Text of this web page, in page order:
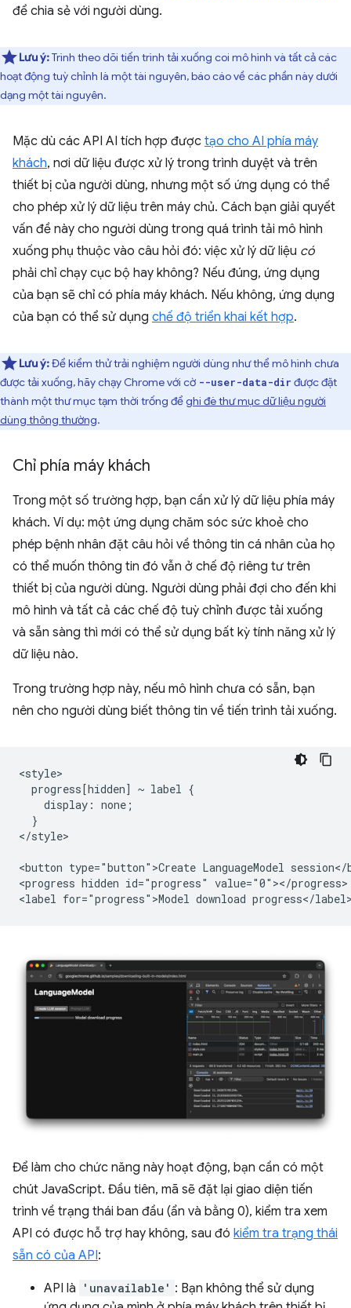
để chia sẻ với người dùng.
Lưu ý:Trình theo dõi tiến trình tải xuống coi mô hình và tất cả các
hoạt động tuỳ chỉnh là một tài nguyên, báo cáo về các phần này dưới
dạng một tài nguyên.
Mặc dù các API AI tích hợp được tạo cho AI phía máy
khách, nơi dữ liệu được xử lý trong trình duyệt và trên
thiết bị của người dùng, nhưng một số ứng dụng có thể
cho phép xử lý dữ liệu trên máy chủ. Cách bạn giải quyết
vấn đề này cho người dùng trong quá trình tải mô hình
xuống phụ thuộc vào câu hỏi đó: việc xử lý dữ liệu có
phải chỉ chạy cục bộ hay không? Nếu đúng, ứng dụng
của bạn sẽ chỉ có phía máy khách. Nếu không, ứng dụng
của bạn có thể sử dụng chế độ triển khai kết hợp.
Lưu ý:Để kiểm thử trải nghiệm người dùng như thể mô hình chưa
được tải xuống, hãy chạy Chrome với cờ --user-data-dir được đặt
thành một thư mục tạm thời trống đểghi đè thư mục dữ liệu người
dùng thông thường.
Chỉ phía máy khách
Trong một số trường hợp, bạn cần xử lý dữ liệu phía máy
khách. Ví dụ: một ứng dụng chăm sóc sức khoẻ cho
phép bệnh nhân đặt câu hỏi về thông tin cá nhân của họ
có thể muốn thông tin đó vẫn ở chế độ riêng tư trên
thiết bị của người dùng. Người dùng phải đợi cho đến khi
mô hình và tất cả các chế độ tuỳ chỉnh được tải xuống
và sẵn sàng thì mới có thể sử dụng bất kỳ tính năng xử lý
dữ liệu nào.
Trong trường hợp này, nếu mô hình chưa có sẵn, bạn
nên cho người dùng biết thông tin về tiến trình tải xuống.
<style>
  progress[hidden] ~ label {
    display: none;
  }
</style>
<button type="button">Create LanguageModel session</
<progress hidden id="progress" value="0"></progress>
Để làm cho chức năng này hoạt động, bạn cần có một
chút JavaScript. Đầu tiên, mã sẽ đặt lại giao diện tiến
trình về trạng thái ban đầu (ẩn và bằng 0), kiểm tra xem
API có được hỗ trợ hay không, sau đó kiểm tra trạng thái
sẵn có của API:
API là 'unavailable' : Bạn không thể sử dụng